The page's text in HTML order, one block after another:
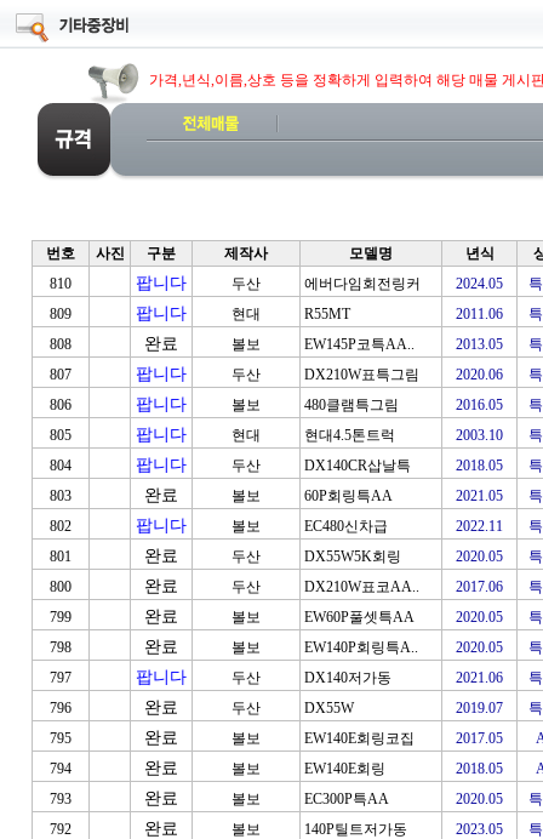
가격,년식,이름,상호 등을 정확하게 입력하여 해당 매물 게시
번호 사진 구분 제작사 모델명 년식
810
팝니다 두산 에버다임회전링커 2024.05
809
팝니다 현대 R55MT 2011.06
808
완료 볼보 EW145P코특AA.. 2013.05
807
팝니다 두산 DX210W표특그림 2020.06
806
팝니다 볼보 480클램특그림 2016.05
805
팝니다 현대 현대4.5톤트럭 2003.10
804
팝니다 두산 DX140CR삽날특 2018.05
803
완료 볼보 60P회링특AA 2021.05
802
팝니다 볼보 EC480신차급 2022.11
801
완료 두산 DX55W5K회링 2020.05
800
완료 두산 DX210W표코AA.. 2017.06
799
완료 볼보 EW60P풀셋특AA 2020.05
798
완료 볼보 EW140P회링특A.. 2020.05
797
팝니다 두산 DX140저가동 2021.06
796
완료 두산 DX55W 2019.07
795
완료 볼보 EW140E회링코집 2017.05
794
완료 볼보 EW140E회링 2018.05
793
완료 볼보 EC300P특AA 2020.05
792
완료 볼보 140P틸트저가동 2023.05